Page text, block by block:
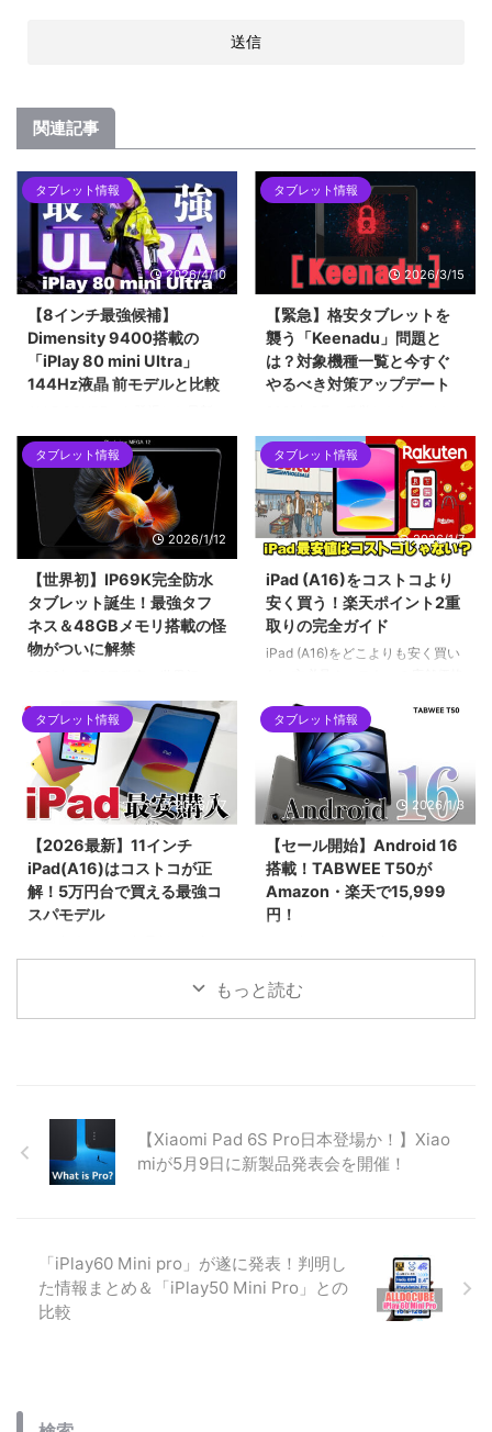
関連記事
タブレット情報
2026/4/10
【8インチ最強候補】
Dimensity 9400搭載の
「iPlay 80 mini Ultra」
144Hz液晶 前モデルと比較
8.4インチタブレット「iPlay 80
mini Ultra」を紹介します。最新
チップセットのDimensity 9400
をはじめ、2.5Kの144Hzディス
プレイ、100W急速充電など、コ
ンパクトな筐体に詰め込まれた驚
います。ハイエンドな小型タブレ
ットを求めるユーザーにとって、
2026年現在の最有力候補となる1
台です。
タブレット情報
2026/3/15
【緊急】格安タブレットを
襲う「Keenadu」問題と
は？対象機種一覧と今すぐ
やるべき対策アップデート
ックドア「Keenadu」問題。
Alldocube、Teclast、Headwolf
など、当サイトでも紹介した格安
タブレットが対象となった今回の
騒動を時系列で解説します。迅速
な対応で評価を上げたメーカー
は？手元の「Alldocube iPlay 60
mini pro」を例に、画像付きで対
策アップデートの手順も詳しくご
紹介します。
タブレット情報
2026/1/12
【世界初】IP69K完全防水
タブレット誕生！最強タフ
ネス＆48GBメモリ搭載の怪
物がついに解禁
IP69K完全防水タブレット
「Blackview MEGA 12」。12.2
インチ2.4K液晶、Dimensity
7200、最大48GBメモリ搭載の
フラッグシップ性能を誇りなが
ら、早期割引で299ドルという驚
異のコスパ。キーボードやペンな
ど豪華5大特典が貰える先行販売
セール情報を見逃すな！
タブレット情報
2026/1/7
iPad (A16)をコストコより
安く買う！楽天ポイント2重
取りの完全ガイド
iPad (A16)をどこよりも安く買い
ント2重取りルート」を徹底解説
します。SPU（ポイントアップ）
やお買い物マラソンをフル活用し
て、実質5万円台前半で手に入れ
る具体的な手順や、初心者がハマ
りやすい購入制限の注意点まで網
羅。2026年最新の最安値攻略ガ
イドです。
タブレット情報
2026/1/7
【2026最新】11インチ
iPad(A16)はコストコが正
解！5万円台で買える最強コ
スパモデル
一番売れている「11インチ
iPad（A16チップ搭載）」の価格
クセサリ、コストコで購入する際
の注意点まで詳しく解説します。
タブレット情報
2026/1/3
【セール開始】Android 16
搭載！TABWEE T50が
Amazon・楽天で15,999
円！
最新Android 16と高性能Unisoc
7250チップを搭載したタブレッ
もっと読む
【Xiaomi Pad 6S Pro日本登場か！】Xiao
miが5月9日に新製品発表会を開催！
「iPlay60 Mini pro」が遂に発表！判明し
た情報まとめ＆「iPlay50 Mini Pro」との
比較